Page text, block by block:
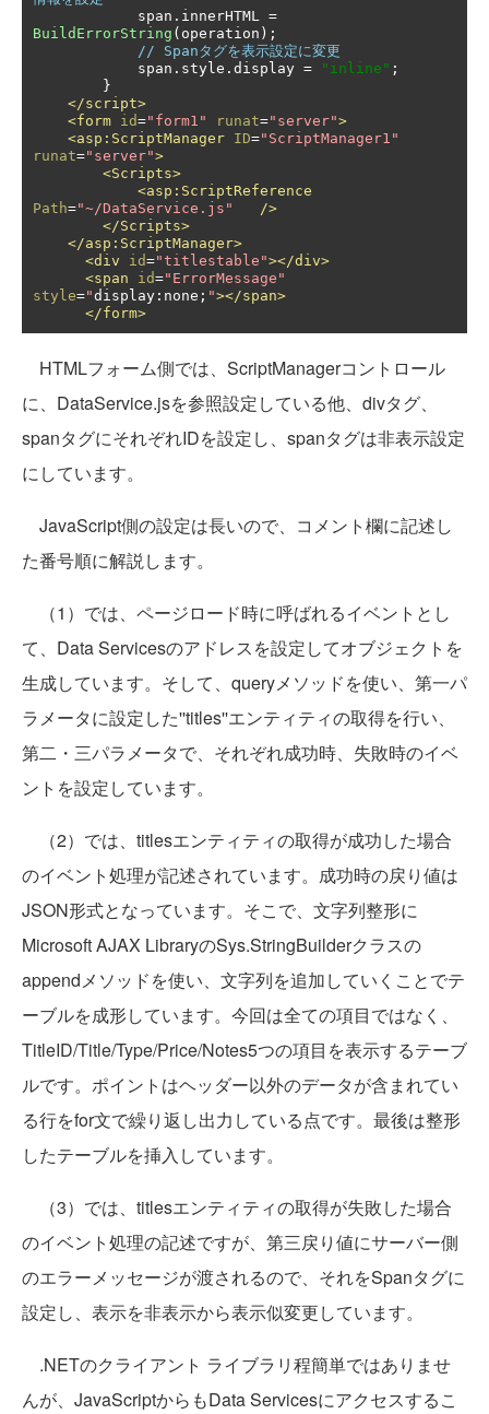
            span
. innerHTML =
BuildErrorString ( operation );
// Spanタグを表示設定に変更
            span
. style . display = "inline" ;
}
</script>
<form id="form1" runat="server">
<asp:ScriptManager ID="ScriptManager1"
runat="server">
<Scripts>
<asp:ScriptReference
Path="~/DataService.js"
/>
</Scripts>
</asp:ScriptManager>
<div
id="titlestable"></div>
<span
id="ErrorMessage"
style="display : none ; "></span>
</form>
HTMLフォーム側では、ScriptManagerコントロール
に、DataService.jsを参照設定している他、divタグ、
spanタグにそれぞれIDを設定し、spanタグは非表示設定
にしています。
JavaScript側の設定は長いので、コメント欄に記述し
た番号順に解説します。
（1）では、ページロード時に呼ばれるイベントとし
て、Data Servicesのアドレスを設定してオブジェクトを
生成しています。そして、queryメソッドを使い、第一パ
ラメータに設定した''titles''エンティティの取得を行い、
第二・三パラメータで、それぞれ成功時、失敗時のイベ
ントを設定しています。
（2）では、titlesエンティティの取得が成功した場合
のイベント処理が記述されています。成功時の戻り値は
JSON形式となっています。そこで、文字列整形に
Microsoft AJAX LibraryのSys.StringBuilderクラスの
appendメソッドを使い、文字列を追加していくことでテ
ーブルを成形しています。今回は全ての項目ではなく、
TitleID/Title/Type/Price/Notes5つの項目を表示するテーブ
ルです。ポイントはヘッダー以外のデータが含まれてい
る行をfor文で繰り返し出力している点です。最後は整形
したテーブルを挿入しています。
（3）では、titlesエンティティの取得が失敗した場合
のイベント処理の記述ですが、第三戻り値にサーバー側
のエラーメッセージが渡されるので、それをSpanタグに
設定し、表示を非表示から表示似変更しています。
.NETのクライアント ライブラリ程簡単ではありませ
んが、JavaScriptからもData Servicesにアクセスするこ